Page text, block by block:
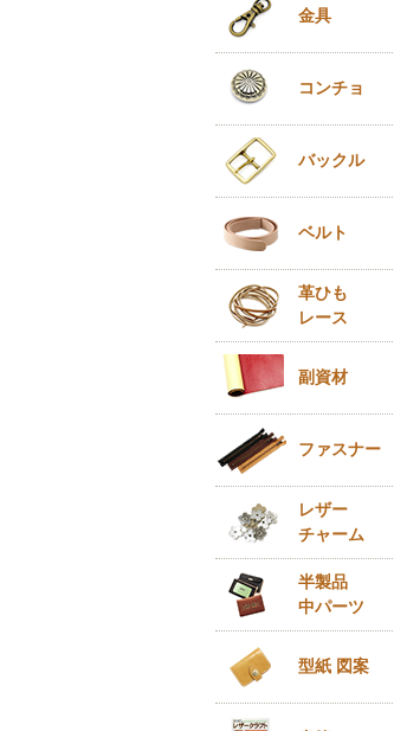
金具
コンチョ
バックル
ベルト
革ひも
レース
副資材
ファスナー
レザー
チャーム
半製品
中パーツ
型紙 図案